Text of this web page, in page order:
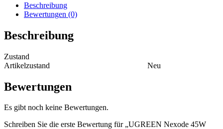
Beschreibung
Bewertungen (0)
Beschreibung
Zustand
Artikelzustand
Neu
Bewertungen
Es gibt noch keine Bewertungen.
Schreiben Sie die erste Bewertung für „UGREEN Nexode 45W